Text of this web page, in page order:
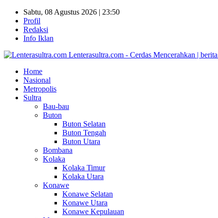
Sabtu, 08 Agustus 2026 | 23:50
Profil
Redaksi
Info Iklan
Lenterasultra.com - Cerdas Mencerahkan |
Home
Nasional
Metropolis
Sultra
Bau-bau
Buton
Buton Selatan
Buton Tengah
Buton Utara
Bombana
Kolaka
Kolaka Timur
Kolaka Utara
Konawe
Konawe Selatan
Konawe Utara
Konawe Kepulauan